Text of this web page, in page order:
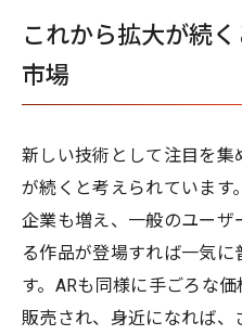
これから拡大が続
市場
新しい技術として注目を集
が続くと考えられています
企業も増え、一般のユー
る作品が登場すれば一気
す。ARも同様に手ごろな
販売され、身近になれば